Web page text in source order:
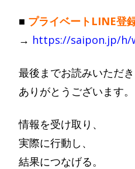
■ プライベートLINE登
→ https://saipon.jp/h/
最後までお読みいただき
ありがとうございます。
情報を受け取り、
実際に行動し、
結果につなげる。